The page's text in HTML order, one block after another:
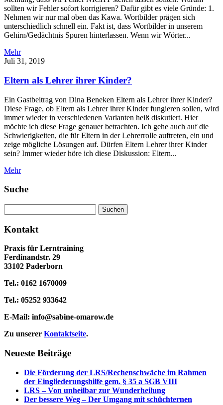
sollten wir Fehler sofort korrigieren? Dafür gibt es viele Gründe: 1.
Nehmen wir nur mal oben das Kawa. Wortbilder prägen sich
unterschiedlich schnell ein. Fakt ist, dass Wortbilder in unserem
Gehirn/Gedächtnis Spuren hinterlassen. Wenn wir Wörter...
Mehr
Juli 31, 2019
Eltern als Lehrer ihrer Kinder?
Ein Gastbeitrag von Dina Beneken Eltern als Lehrer ihrer Kinder?
Diese Frage, ob Eltern als Lehrer ihrer Kinder fungieren sollen, wird
immer wieder in verschiedenen Varianten heiß diskutiert. Hier
möchte ich diese Frage genauer betrachten. Ich gehe auch auf die
Schwierigkeiten, die für Eltern in der Lehrerrolle auftreten, ein und
zeige mögliche Lösungen auf. Dürfen Eltern Lehrer ihrer Kinder
sein? Immer wieder höre ich diese Diskussion: Eltern...
Mehr
Suche
nach:
Kontakt
Praxis für Lerntraining
Ferdinandstr. 29
33102 Paderborn
Tel.: 0162 1670009
Tel.: 05252 933642
E-Mail: info@sabine-omarow.de
Zu unserer Kontaktseite.
Neueste Beiträge
Die Förderung der LRS/Rechenschwäche im Rahmen
der Eingliederungshilfe gem. § 35 a SGB VIII
LRS – Von unheilbar zur Wunderheilung
Der bessere Weg – Der Umgang mit schüchternen